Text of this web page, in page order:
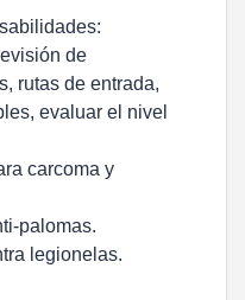
de
rutas de entrada,
evaluar el nivel
carcoma y
palomas.
legionelas.